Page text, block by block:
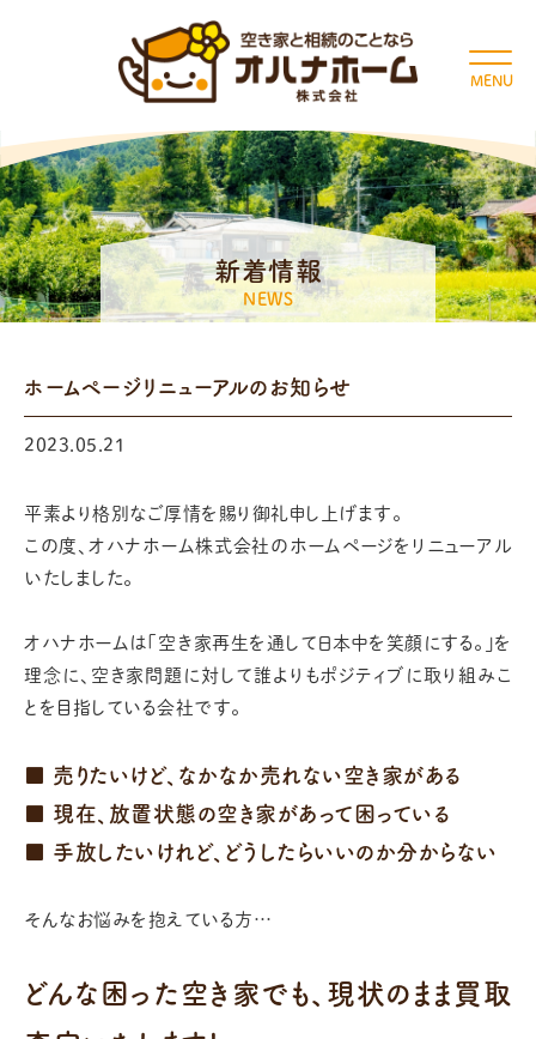
MENU
新着情報
NEWS
ホームページリニューアルのお知らせ
2023.05.21
平素より格別なご厚情を賜り御礼申し上げます。
この度、オハナホーム株式会社のホームページをリニューアル
いたしました。
オハナホームは「空き家再生を通して日本中を笑顔にする。」を
理念に、 空き家問題に対して誰よりもポジティブに取り組みこ
とを目指している会社です。
■ 売りたいけど、なかなか売れない空き家がある
■ 現在、放置状態の空き家があって困っている
■ 手放したいけれど、どうしたらいいのか分からない
そんなお悩みを抱えている方…
どんな困った空き家でも、 現状のまま買取